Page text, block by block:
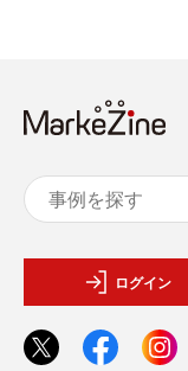
ログイン